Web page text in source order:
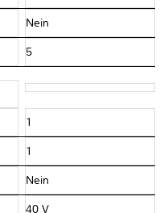
Nein
5
1
1
Nein
40 V